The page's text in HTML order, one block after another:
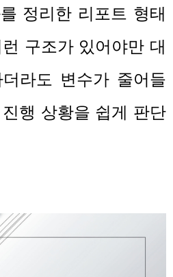
정리한 리포트 형태
런 구조가 있어야만 대
라도 변수가 줄어들
행 상황을 쉽게 판단